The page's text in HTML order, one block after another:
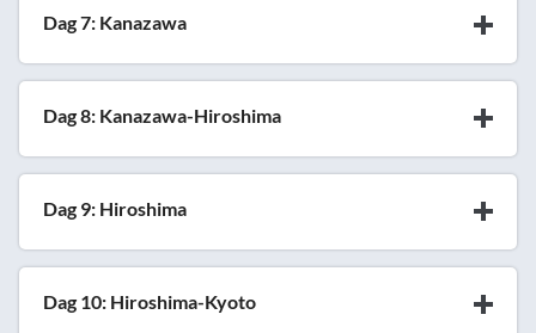
Dag 7: Kanazawa
Dag 8: Kanazawa-Hiroshima
Dag 9: Hiroshima
Dag 10: Hiroshima-Kyoto